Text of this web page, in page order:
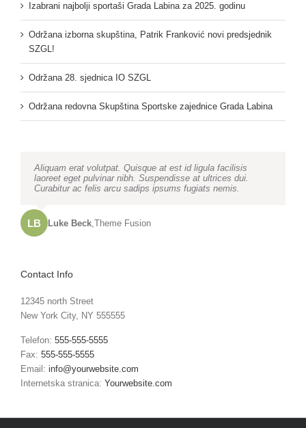
Izabrani najbolji sportaši Grada Labina za 2025. godinu
Održana izborna skupština, Patrik Franković novi predsjednik
SZGL!
Održana 28. sjednica IO SZGL
Održana redovna Skupština Sportske zajednice Grada Labina
Neque porro quisquam est, qui dolorem ipsum quia dolor sit
amet, consec tetur, adipisci velit, sed quia non numquam
eius modi tempora voluptas amets unser.
JD John Doe,My Company
Aliquam erat volutpat. Quisque at est id ligula facilisis
laoreet eget pulvinar nibh. Suspendisse at ultrices dui.
Curabitur ac felis arcu sadips ipsums fugiats nemis.
LB Luke Beck Theme Fusion
Contact Info
12345 north Street
New York City, NY 555555
Telefon: 555-555-5555
Fax: 555-555-5555
Email: info@yourwebsite.com
Internetska stranica: Yourwebsite.com